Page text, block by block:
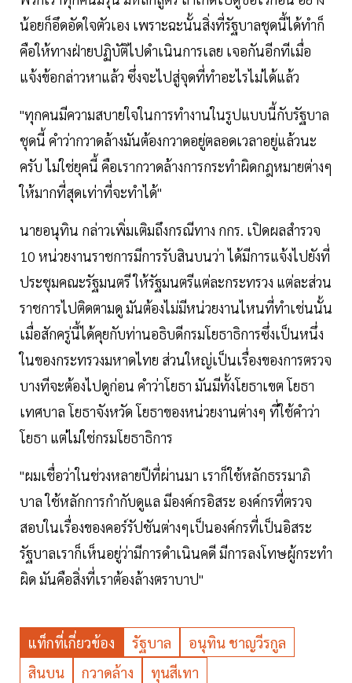
น้อยก็อึดอัดใจตัวเอง เพราะฉะนั้นสิ่งที่รัฐบาลชุดนี้ได้ทำก็
คือให้ทางฝ่ายปฏิบัติไปดำเนินการเลย เจอกันอีกทีเมื่อ
แจ้งข้อกล่าวหาแล้ว ซึ่งจะไปสู่จุดที่ทำอะไรไม่ได้แล้ว
"ทุกคนมีความสบายใจในการทำงานในรูปแบบนี้กับรัฐบาล
ชุดนี้ คำว่ากวาดล้างมันต้องกวาดอยู่ตลอดเวลาอยู่แล้วนะ
ครับ ไม่ใช่ยุคนี้ คือเรากวาดล้างการกระทำผิดกฎหมายต่างๆ
ให้มากที่สุดเท่าที่จะทำได้"
นายอนุทิน กล่าวเพิ่มเติมถึงกรณีทาง กกร. เปิดผลสำรวจ
10 หน่วยงานราชการมีการรับสินบนว่า ได้มีการแจ้งไปยังที่
ประชุมคณะรัฐมนตรี ให้รัฐมนตรีแต่ละกระทรวง แต่ละส่วน
ราชการไปติดตามดู มันต้องไม่มีหน่วยงานไหนที่ทำเช่นนั้น
เมื่อสักครู่นี้ได้คุยกับท่านอธิบดีกรมโยธาธิการซึ่งเป็นหนึ่ง
ในของกระทรวงมหาดไทย ส่วนใหญ่เป็นเรื่องของการตรวจ
บางทีจะต้องไปดูก่อน คำว่าโยธา มันมีทั้งโยธาเขต โยธา
เทศบาล โยธาจังหวัด โยธาของหน่วยงานต่างๆ ที่ใช้คำว่า
โยธา แต่ไม่ใช่กรมโยธาธิการ
"ผมเชื่อว่าในช่วงหลายปีที่ผ่านมา เราก็ใช้หลักธรรมาภิ
บาล ใช้หลักการกำกับดูแล มีองค์กรอิสระ องค์กรที่ตรวจ
สอบในเรื่องของคอร์รัปชันต่างๆเป็นองค์กรที่เป็นอิสระ
รัฐบาลเราก็เห็นอยู่ว่ามีการดำเนินคดี มีการลงโทษผู้กระทำ
ผิด มันคือสิ่งที่เราต้องล้างตราบาป"
แท็กที่เกี่ยวข้อง รัฐบาล
อนุทิน ชาญวีรกูล
สินบน
กวาดล้าง ทุนสีเทา